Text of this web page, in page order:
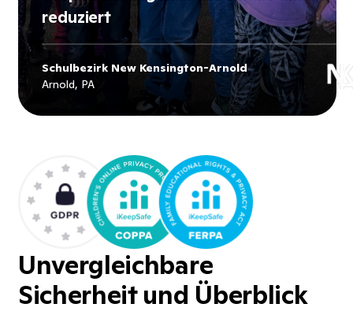
reduziert
Schulbezirk New Kensington-Arnold
Arnold, PA
Explore
Schulbezirk New Kensington-
Arnold
Unvergleichbare
Sicherheit und Überblick